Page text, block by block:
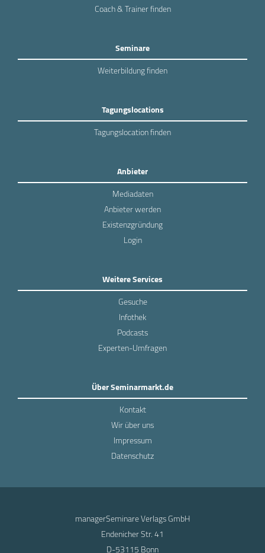
Coach & Trainer finden
Seminare
Weiterbildung finden
Tagungslocations
Tagungslocation finden
Anbieter
Mediadaten
Anbieter werden
Existenzgründung
Login
Weitere Services
Gesuche
Infothek
Podcasts
Experten-Umfragen
Über Seminarmarkt.de
Kontakt
Wir über uns
Impressum
Datenschutz
managerSeminare Verlags GmbH
Endenicher Str. 41
D-53115 Bonn